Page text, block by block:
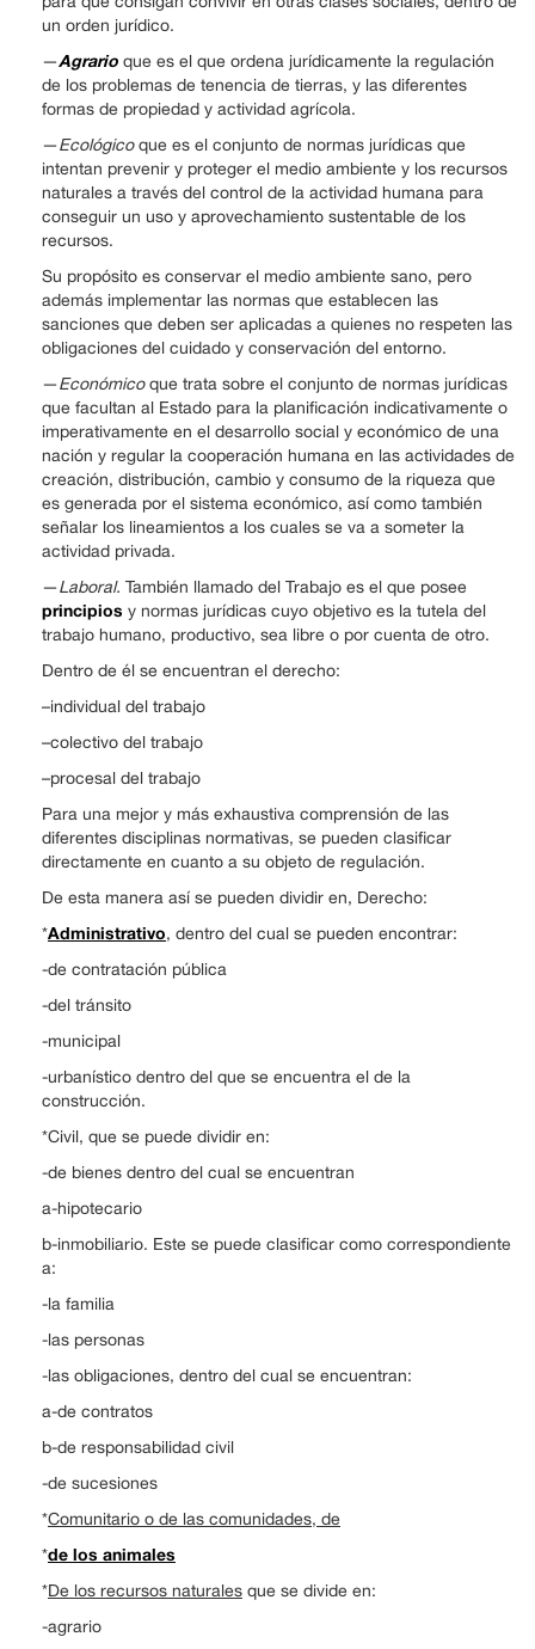
un orden jurídico.
—Agrario que es el que ordena jurídicamente la regulación
de los problemas de tenencia de tierras, y las diferentes
formas de propiedad y actividad agrícola.
—Ecológicoque es el conjunto de normas jurídicas que
intentan prevenir y proteger el medio ambiente y los recursos
naturales a través del control de la actividad humana para
conseguir un uso y aprovechamiento sustentable de los
recursos.
Su propósito es conservar el medio ambiente sano, pero
además implementar las normas que establecen las
sanciones que deben ser aplicadas a quienes no respeten las
obligaciones del cuidado y conservación del entorno.
—Económicoque trata sobre el conjunto de normas jurídicas
que facultan al Estado para la planificación indicativamente o
imperativamente en el desarrollo social y económico de una
nación y regular la cooperación humana en las actividades de
creación, distribución, cambio y consumo de la riqueza que
es generada por el sistema económico, así como también
señalar los lineamientos a los cuales se va a someter la
actividad privada.
—Laboral. También llamado del Trabajo es el que posee
principios y normas jurídicas cuyo objetivo es la tutela del
trabajo humano, productivo, sea libre o por cuenta de otro.
Dentro de él se encuentran el derecho:
–individual del trabajo
–colectivo del trabajo
–procesal del trabajo
Para una mejor y más exhaustiva comprensión de las
diferentes disciplinas normativas, se pueden clasificar
directamente en cuanto a su objeto de regulación.
De esta manera así se pueden dividir en, Derecho:
*Administrativo, dentro del cual se pueden encontrar:
-de contratación pública
-del tránsito
-municipal
-urbanístico dentro del que se encuentra el de la
construcción.
*Civil, que se puede dividir en:
-de bienes dentro del cual se encuentran
a-hipotecario
b-inmobiliario. Este se puede clasificar como correspondiente
a:
-la familia
-las personas
-las obligaciones, dentro del cual se encuentran:
a-de contratos
b-de responsabilidad civil
-de sucesiones
*Comunitario o de las comunidades, de
*de los animales
*De los recursos naturales que se divide en:
-agrario